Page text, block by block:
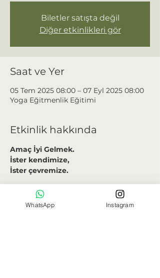
Biletler satışta değil
Diğer etkinlikleri gör
Saat ve Yer
05 Tem 2025 08:00 – 07 Eyl 2025 08:00
Yoga Eğitmenlik Eğitimi
Etkinlik hakkında
Amaç İyi Gelmek.
İster kendimize,
İster çevremize.
Herhangi bir pozu yapabiliyor
olmanız gerekmez
, ne başlarken, ne
WhatsApp Instagram